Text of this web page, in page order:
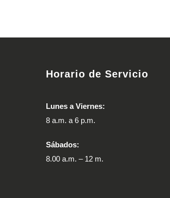
Horario de Servicio
Lunes a Viernes:
8 a.m. a 6 p.m.
Sábados:
8.00 a.m. – 12 m.